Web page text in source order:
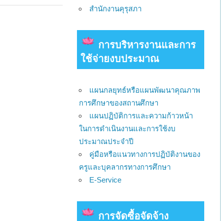
สำนักงานคุรุสภา
การบริหารงานและการ
ใช้จ่ายงบประมาณ
แผนกลยุทธ์หรือแผนพัฒนาคุณภาพ
การศึกษาของสถานศึกษา
แผนปฏิบัติการและความก้าวหน้า
ในการดำเนินงานและการใช้งบ
ประมาณประจำปี
คู่มือหรือแนวทางการปฏิบัติงานของ
ครูและบุคลากรทางการศึกษา
E-Service
การจัดซื้อจัดจ้าง